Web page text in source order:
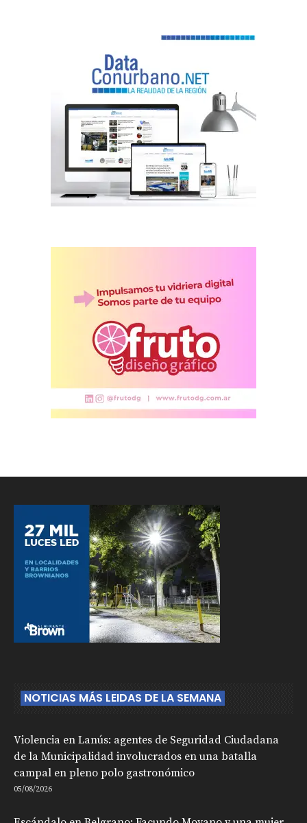
NOTICIAS MÁS LEIDAS DE LA SEMANA
Violencia en Lanús: agentes de Seguridad Ciudadana
de la Municipalidad involucrados en una batalla
campal en pleno polo gastronómico
05/08/2026